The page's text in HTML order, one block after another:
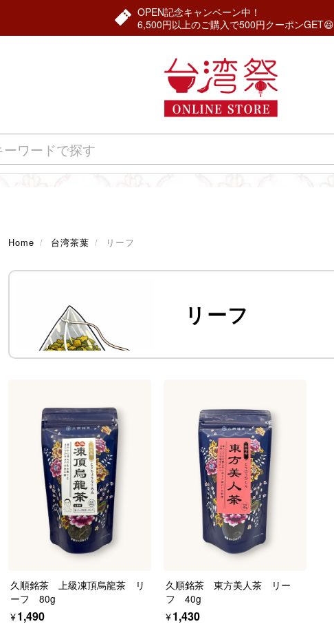
OPEN記念キャンペーン中！
6,500円以上のご購入で500円クーポンGET😆
Home 台湾茶葉 リーフ
リーフ
久順銘茶 上級凍頂烏龍茶 リ
ーフ 80g
¥1,490
久順銘茶 東方美人茶 リー
フ 40g
¥1,430